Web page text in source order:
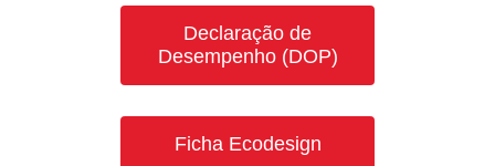
Declaração de
Desempenho (DOP)
Ficha Ecodesign